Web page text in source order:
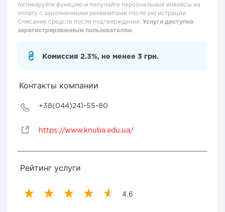
Активируйте функцию и получайте персональные инвойсы на
оплату с заполненными реквизитами после регистрации.
Списание средств после подтверждения. Услуга доступна
зарегистрированным пользователям.
Комиссия 2.3%, не менее 3 грн.
Контакты компании
+38(044)241-55-80
https://www.knuba.edu.ua/
Рейтинг услуги
4.6